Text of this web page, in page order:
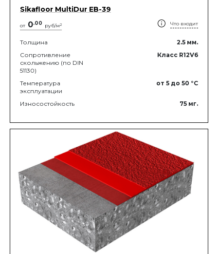
Sikafloor MultiDur EB-39
от 0.00 руб/м2 Что входит
Толщина 2.5 мм.
Сопротивление
скольжению (по DIN
51130)
Класс R12V6
Температура
эксплуатации
от 5 до 50 °C
Износостойкость 75 мг.